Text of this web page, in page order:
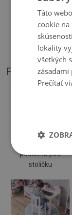
Odtiene
Podložka je
položení na
FOTOGRAFIE
podložka pod
stoličku
Táto
cookie na
lokality
všetkých
Prečítať